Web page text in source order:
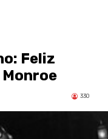
Feliz
330